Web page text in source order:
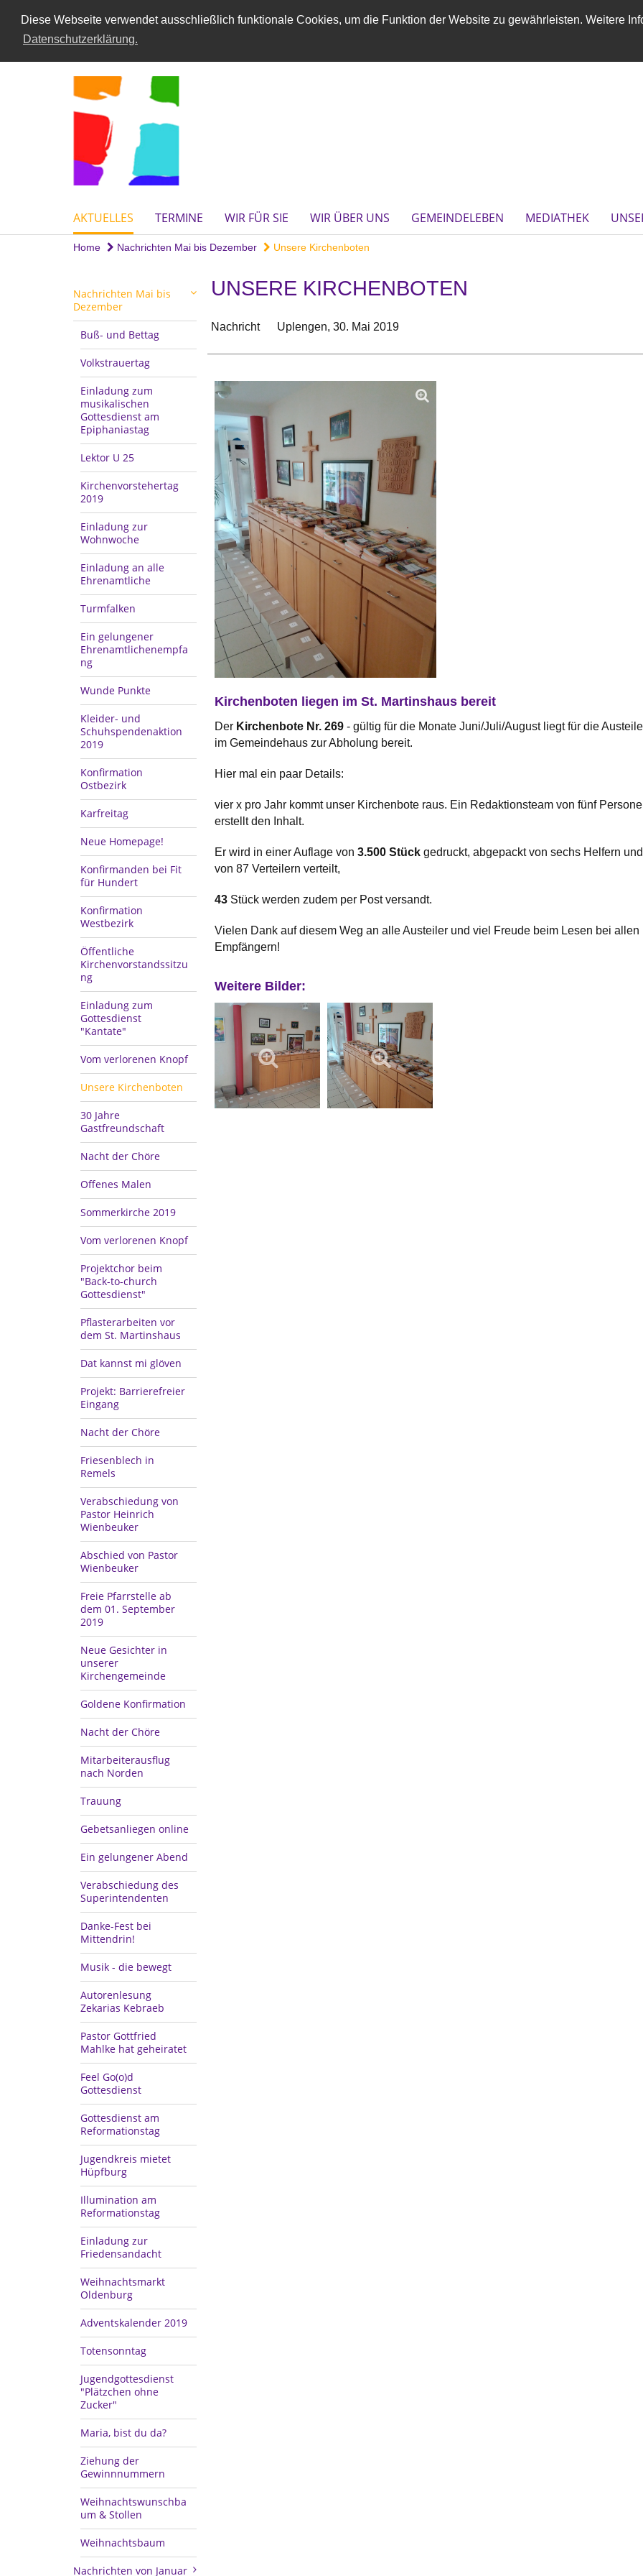
Diese Webseite verwendet ausschließlich funktionale Cookies, um die Funktion der Website zu gewährleisten. Weitere
Datenschutzerklärung.
AKTUELLES TERMINE WIR FÜR SIE WIR ÜBER UNS GEMEINDELEBEN MEDIATHEK
Home Nachrichten Mai bis Dezember Unsere Kirchenboten
Nachrichten Mai bis
Dezember
Buß- und Bettag
Volkstrauertag
Einladung zum
musikalischen
Gottesdienst am
Epiphaniastag
Lektor U 25
Kirchenvorstehertag
2019
Einladung zur
Wohnwoche
Einladung an alle
Ehrenamtliche
Turmfalken
Ein gelungener
Ehrenamtlichenempfa
ng
Wunde Punkte
Kleider- und
Schuhspendenaktion
2019
Konfirmation
Ostbezirk
Karfreitag
Neue Homepage!
Konfirmanden bei Fit
für Hundert
Konfirmation
Westbezirk
Öffentliche
Kirchenvorstandssitzu
ng
Einladung zum
Gottesdienst
"Kantate"
Vom verlorenen Knopf
Unsere Kirchenboten
30 Jahre
Gastfreundschaft
Nacht der Chöre
Offenes Malen
Sommerkirche 2019
Vom verlorenen Knopf
Projektchor beim
"Back-to-church
Gottesdienst"
Pflasterarbeiten vor
dem St. Martinshaus
Dat kannst mi glöven
Projekt: Barrierefreier
Eingang
Nacht der Chöre
Friesenblech in
Remels
Verabschiedung von
Pastor Heinrich
Wienbeuker
Abschied von Pastor
Wienbeuker
Freie Pfarrstelle ab
dem 01. September
2019
Neue Gesichter in
unserer
Kirchengemeinde
Goldene Konfirmation
Nacht der Chöre
Mitarbeiterausflug
nach Norden
Trauung
Gebetsanliegen online
Ein gelungener Abend
Verabschiedung des
Superintendenten
Danke-Fest bei
Mittendrin!
Musik - die bewegt
Autorenlesung
Zekarias Kebraeb
Pastor Gottfried
Mahlke hat geheiratet
Feel Go(o)d
Gottesdienst
Gottesdienst am
Reformationstag
Jugendkreis mietet
Hüpfburg
Illumination am
Reformationstag
Einladung zur
Friedensandacht
Weihnachtsmarkt
Oldenburg
Adventskalender 2019
Totensonntag
Jugendgottesdienst
"Plätzchen ohne
Zucker"
Maria, bist du da?
Ziehung der
Gewinnnummern
Weihnachtswunschba
um & Stollen
Weihnachtsbaum
Nachrichten von Januar
UNSERE KIRCHENBOTEN
Nachricht Uplengen, 30. Mai 2019
Kirchenboten liegen im St. Martinshaus bereit
Der Kirchenbote Nr. 269 - gültig für die Monate Juni/Juli/August liegt für die
im Gemeindehaus zur Abholung bereit.
Hier mal ein paar Details:
vier x pro Jahr kommt unser Kirchenbote raus. Ein Redaktionsteam von fünf
erstellt den Inhalt.
Er wird in einer Auflage von 3.500 Stückgedruckt, abgepackt von sechs Helfern und
von 87 Verteilern verteilt,
43 Stück werden zudem per Post versandt.
Vielen Dank auf diesem Weg an alle Austeiler und viel Freude beim Lesen bei allen
Empfängern!
Weitere Bilder: